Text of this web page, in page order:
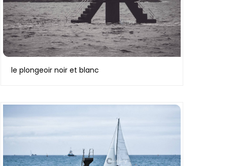
le plongeoir noir et blanc